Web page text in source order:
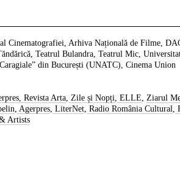
Cinematografiei, Arhiva Națională de Filme,
Teatrul Bulandra, Teatrul Mic,
din București (UNATC), Cinema Union
Revista Arta, Zile și Nopți, ELLE, Ziarul
, Agerpres, LiterNet, Radio România Cultural,
Artists